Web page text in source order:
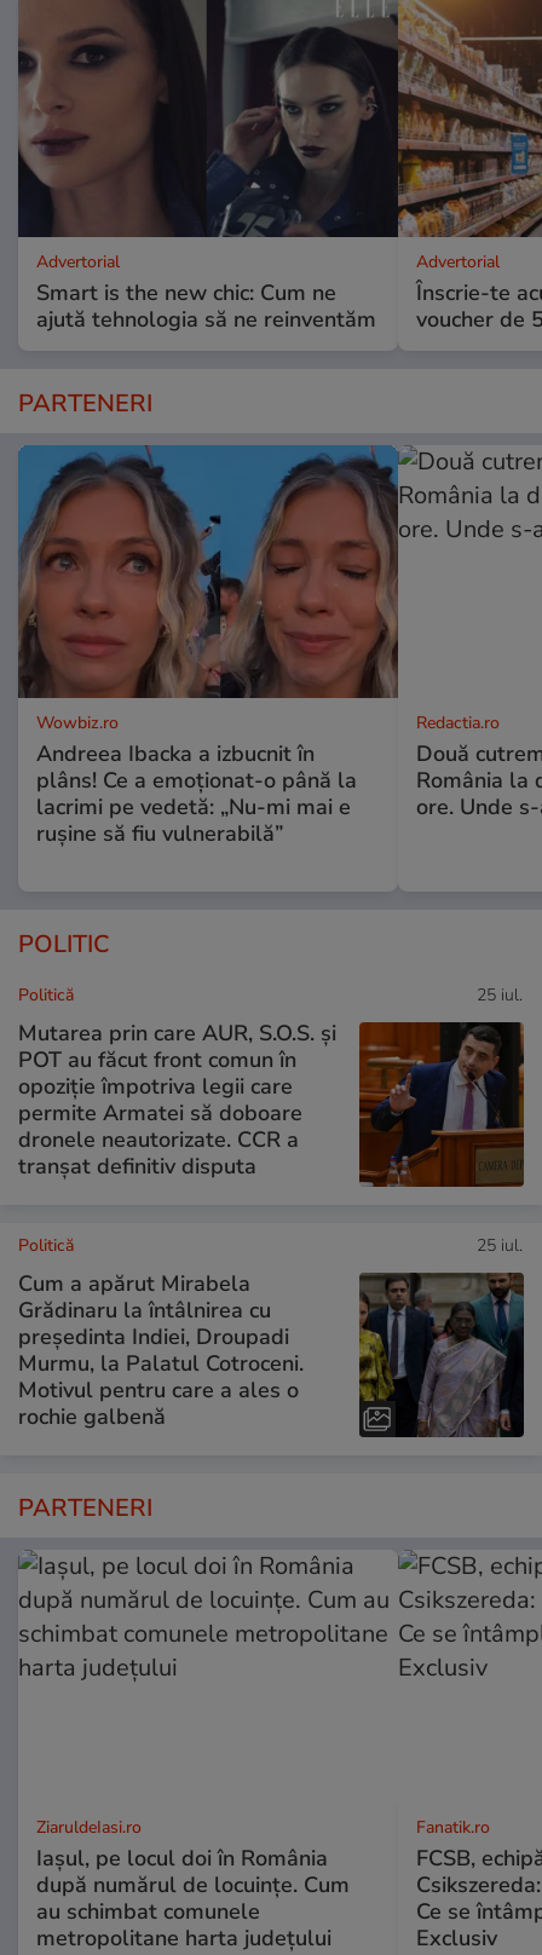
Advertorial
Smart is the new chic: Cum ne
ajută tehnologia să ne reinventăm
Advertorial
Înscrie-te
voucher de
PARTENERI
Wowbiz.ro
Andreea Ibacka a izbucnit în
plâns! Ce a emoționat-o până la
lacrimi pe vedetă: „Nu-mi mai e
rușine să fiu vulnerabilă”
Redactia.ro
Două
România la
ore. Unde
POLITIC
Politică 25 iul.
Mutarea prin care AUR, S.O.S. și
POT au făcut front comun în
opoziție împotriva legii care
permite Armatei să doboare
dronele neautorizate. CCR a
tranșat definitiv disputa
Politică 25 iul.
Cum a apărut Mirabela
Grădinaru la întâlnirea cu
președinta Indiei, Droupadi
Murmu, la Palatul Cotroceni.
Motivul pentru care a ales o
rochie galbenă
PARTENERI
ZiaruldeIasi.ro
Iașul, pe locul doi în România
după numărul de locuințe. Cum
au schimbat comunele
metropolitane harta județului
Fanatik.ro
FCSB,
Ce se
Exclusiv